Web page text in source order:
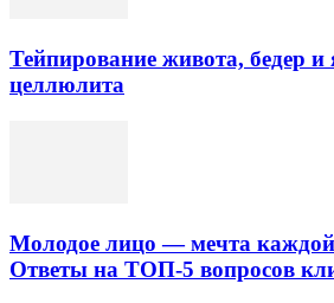
Тейпирование живота, бедер и
целлюлита
Молодое лицо — мечта
Ответы на ТОП-5 вопросов